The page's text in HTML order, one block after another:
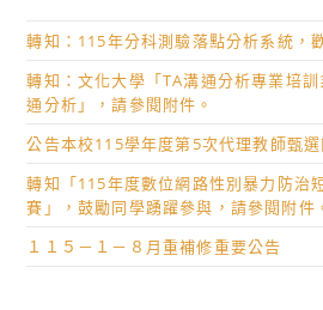
轉知：115年分科測驗落點分析系統，
轉知：文化大學「TA溝通分析專業培
通分析」，請參閱附件。
公告本校115學年度第5次代理教師甄
轉知「115年度數位網路性別暴力防治
賽」，鼓勵同學踴躍參與，請參閱附件
１１５－１－８月重補修重要公告